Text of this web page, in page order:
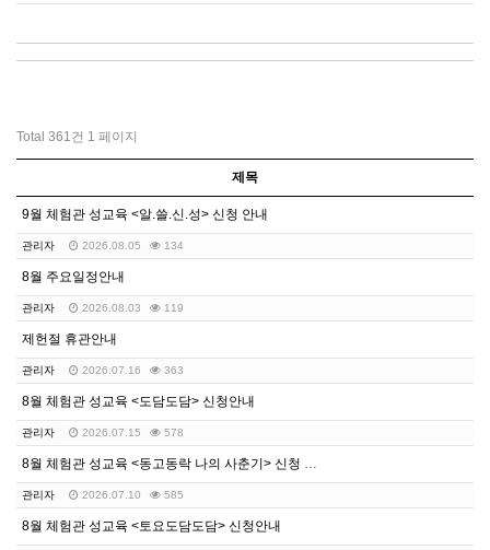
Total 361건 1 페이지
제목
9월 체험관 성교육 <알.쓸.신.성> 신청 안내
관리자 2026.08.05 134
8월 주요일정안내
관리자 2026.08.03 119
제헌절 휴관안내
관리자 2026.07.16 363
8월 체험관 성교육 <도담도담> 신청안내
관리자 2026.07.15 578
8월 체험관 성교육 <동고동락 나의 사춘기> 신청 안내
관리자 2026.07.10 585
8월 체험관 성교육 <토요도담도담> 신청안내